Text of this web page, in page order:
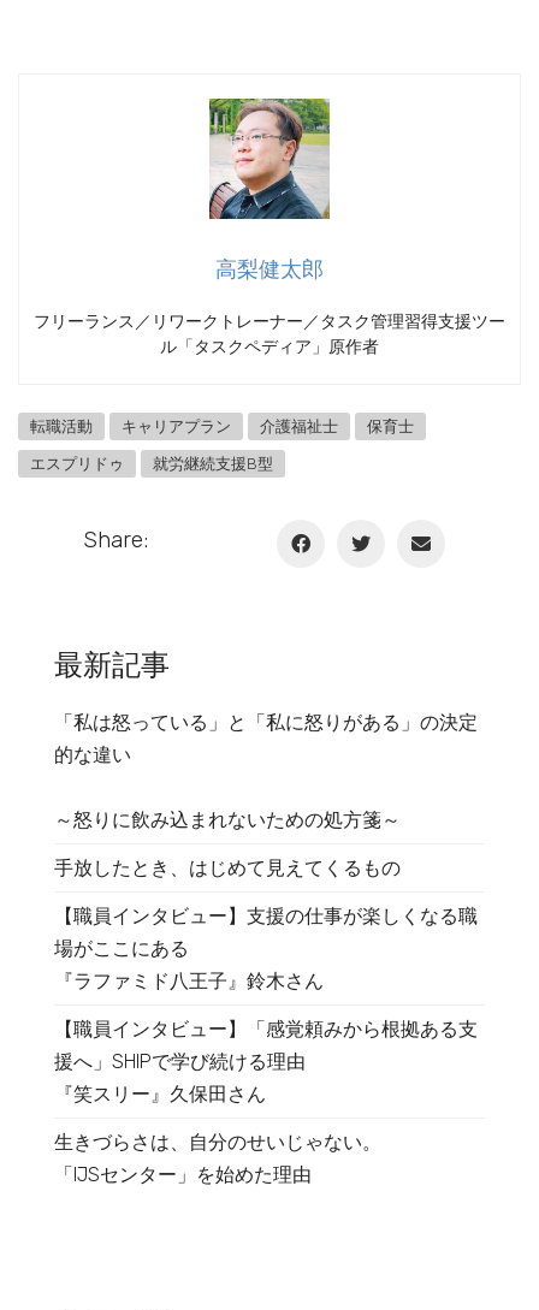
高梨健太郎
フリーランス／リワークトレーナー／タスク管理習得支援ツー
ル「タスクペディア」原作者
転職活動 キャリアプラン 介護福祉士 保育士
エスプリドゥ 就労継続支援B型
Share:
最新記事
「私は怒っている」と「私に怒りがある」の決定
的な違い
～怒りに飲み込まれないための処方箋～
手放したとき、はじめて見えてくるもの
【職員インタビュー】支援の仕事が楽しくなる職
場がここにある
『ラファミド八王子』鈴木さん
【職員インタビュー】「感覚頼みから根拠ある支
援へ」SHIPで学び続ける理由
『笑スリー』久保田さん
生きづらさは、自分のせいじゃない。
「IJSセンター」を始めた理由